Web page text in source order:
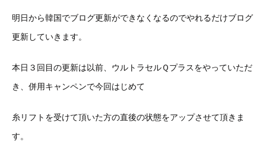
明日から韓国でブログ更新ができなくなるのでやれるだけブログ
更新していきます。
本日３回目の更新は以前、ウルトラセルＱプラスをやっていただ
き、併用キャンペンで今回はじめて
糸リフトを受けて頂いた方の直後の状態をアップさせて頂きま
す。